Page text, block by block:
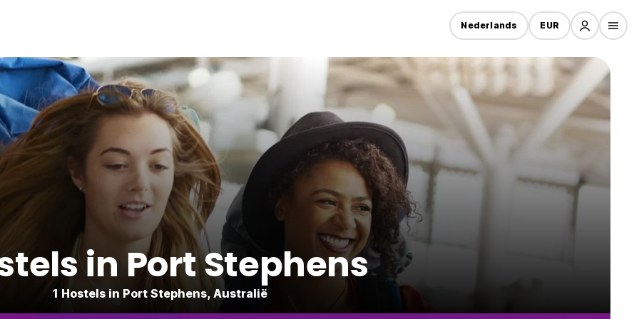
Nederlands EUR
in Port Stephens
1 Hostels in Port Stephens, Australië